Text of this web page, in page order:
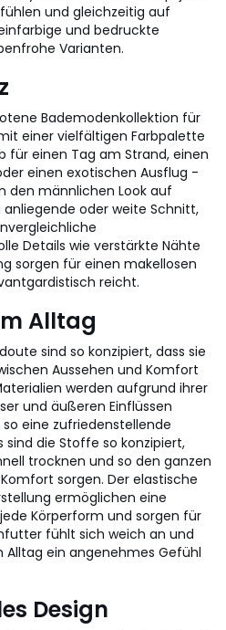
und gleichzeitig auf
und bedruckte
Varianten.
Bademodenkollektion für
einer vielfältigen Farbpalette
für einen Tag am Strand, einen
einen exotischen Ausflug -
den männlichen Look auf
anliegende oder weite Schnitt,
Details wie verstärkte Nähte
sorgen für einen makellosen
reicht.
Alltag
sind so konzipiert, dass sie
Aussehen und Komfort
werden aufgrund ihrer
und äußeren Einflüssen
eine zufriedenstellende
sind die Stoffe so konzipiert,
trocknen und so den ganzen
sorgen. Der elastische
ermöglichen eine
Körperform und sorgen für
fühlt sich weich an und
Alltag ein angenehmes Gefühl
Design